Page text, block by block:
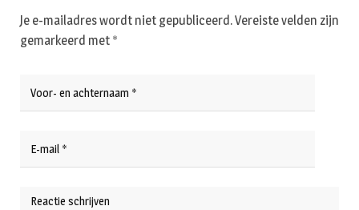
Je e-mailadres wordt niet gepubliceerd.Vereiste velden zijn
gemarkeerd met *